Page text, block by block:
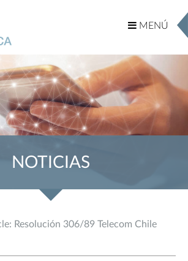
MENÚ
MENÚ
NOTICIAS
Resolución 306/89 Telecom Chile